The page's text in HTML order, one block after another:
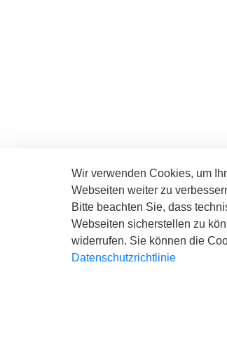
Stadt
Der
Telefon:
Telefax: 02173/
Wir verwenden Cookies, um
Webseiten weiter zu
Bitte beachten Sie, dass
Webseiten sicherstellen zu
widerrufen. Sie können die
Datenschutzrichtlinie